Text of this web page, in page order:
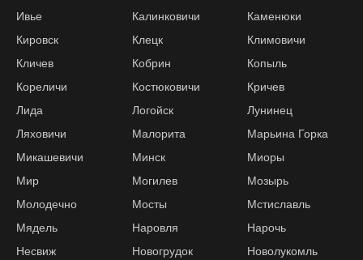
Ивье
Калинковичи
Каменюки
Кировск
Клецк
Климовичи
Кличев
Кобрин
Копыль
Кореличи
Костюковичи
Кричев
Лида
Логойск
Лунинец
Ляховичи
Малорита
Марьина Горка
Микашевичи
Минск
Миоры
Мир
Могилев
Мозырь
Молодечно
Мосты
Мстиславль
Мядель
Наровля
Нарочь
Несвиж
Новогрудок
Новолукомль